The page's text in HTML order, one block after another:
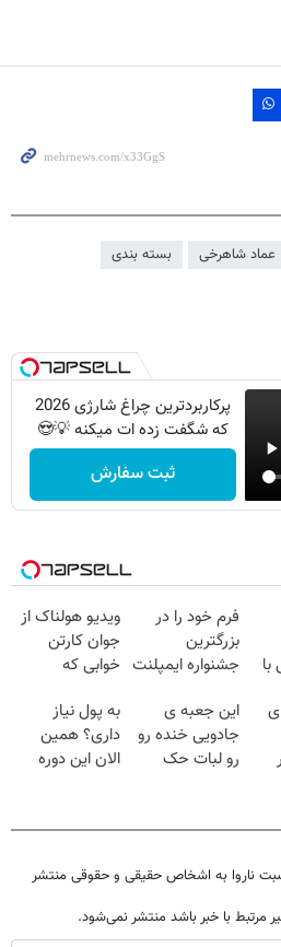
عماد شاهرخی
بسته بندی
پرکاربردترین چراغ شارژی 2026
که شگفت زده ات میکنه 💡😍
ثبت سفارش
فرم خود را در
بزرگترین
جشنواره ایمپلنت
فقط ۲۵ میلیون
ویدیو هولناک از
جوان کارتن
خوابی که
آموزش رایگان
این جعبه ی
جادویی خنده رو
رو لبات حک
به پول نیاز
داری؟ همین
الان این دوره
ناروا به اشخاص حقیقی و حقوقی منتشر
مرتبط با خبر باشد منتشر نمی‌شود.